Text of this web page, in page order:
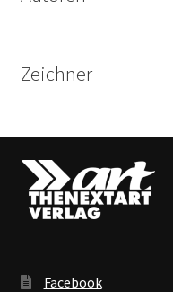
Zeichner
Facebook